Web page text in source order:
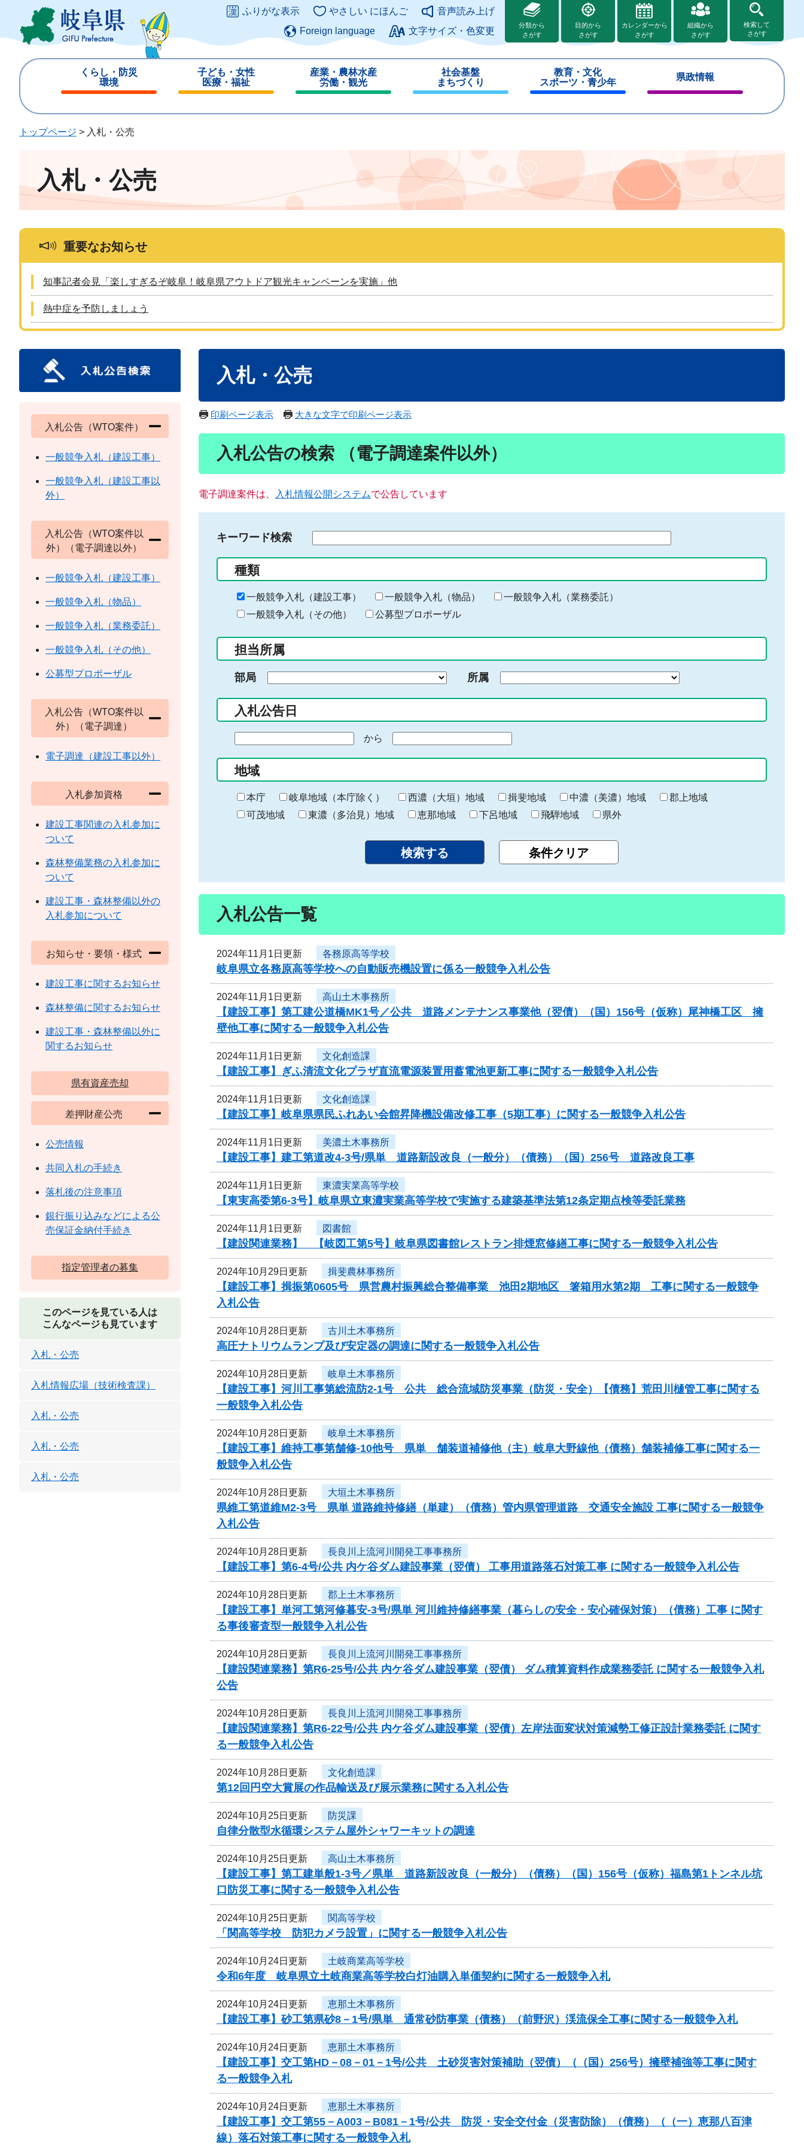
ジ
ュ
このページの本文へ
ふりがな表示 やさしい にほんご
音声読み上げ
Foreign language
文字サイズ・色変更
分類から
さがす
目的から
さがす
カレンダーから
さがす
組織から
さがす
検索して
さがす
くらし・防災
環境
じ
子ども・女性
医療・福祉
じ
産業・農林水産
労働・観光
じ
社会基盤
まちづくり
じ
教育・文化
スポーツ・青少年
じ
県政情報
じ
トップページ > 入札・公売
入札・公売
重要なお知らせ
知事記者会見「楽しすぎるぞ岐阜！岐阜県アウトドア観光キャンペーンを実施」他
熱中症を予防しましょう
入札・公売
印刷ページ表示 大きな文字で印刷ページ表示
入札公告の検索 （電子調達案件以外）
電子調達案件は、 入札情報公開システムで公告しています
キーワード検索
る
キ
ー
ー
入
力
種類
一般競争入札（建設工事） 一般競争入札（物品）
一般競争入札（業務委託）
一般競争入札（その他）
公募型プロポーザル
担当所属
部局 所属
入札公告日
の
始
ま
り
から
終
わ
り
地域
本庁 岐阜地域（本庁除く） 西濃（大垣）地域 揖斐地域 中濃（美濃）地域
郡上地域
可茂地域
東濃（多治見）地域 恵那地域 下呂地域 飛騨地域 県外
入札公告一覧
2024年11月1日更新 各務原高等学校
岐阜県立各務原高等学校への自動販売機設置に係る一般競争入札公告
2024年11月1日更新 高山土木事務所
【建設工事】第工建公道橋MK1号／公共 道路メンテナンス事業他（翌債）（国）156号（仮称）尾神橋工区 擁
壁他工事に関する一般競争入札公告
2024年11月1日更新 文化創造課
【建設工事】ぎふ清流文化プラザ直流電源装置用蓄電池更新工事に関する一般競争入札公告
2024年11月1日更新 文化創造課
【建設工事】岐阜県県民ふれあい会館昇降機設備改修工事（5期工事）に関する一般競争入札公告
2024年11月1日更新 美濃土木事務所
【建設工事】建工第道改4-3号/県単 道路新設改良（一般分）（債務）（国）256号 道路改良工事
2024年11月1日更新 東濃実業高等学校
【東実高委第6-3号】岐阜県立東濃実業高等学校で実施する建築基準法第12条定期点検等委託業務
2024年11月1日更新 図書館
【建設関連業務】 【岐図工第5号】岐阜県図書館レストラン排煙窓修繕工事に関する一般競争入札公告
2024年10月29日更新 揖斐農林事務所
【建設工事】揖振第0605号 県営農村振興総合整備事業 池田2期地区 箸箱用水第2期 工事に関する一般競争
入札公告
2024年10月28日更新 古川土木事務所
高圧ナトリウムランプ及び安定器の調達に関する一般競争入札公告
2024年10月28日更新 岐阜土木事務所
【建設工事】河川工事第総流防2-1号 公共 総合流域防災事業（防災・安全）【債務】荒田川樋管工事に関する
一般競争入札公告
2024年10月28日更新 岐阜土木事務所
【建設工事】維持工事第舗修-10他号 県単 舗装道補修他（主）岐阜大野線他（債務）舗装補修工事に関する一
般競争入札公告
2024年10月28日更新 大垣土木事務所
県維工第道維M2-3号 県単 道路維持修繕（単建）（債務）管内県管理道路 交通安全施設 工事に関する一般競争
入札公告
2024年10月28日更新 長良川上流河川開発工事事務所
【建設工事】第6-4号/公共 内ケ谷ダム建設事業（翌債） 工事用道路落石対策工事 に関する一般競争入札公告
2024年10月28日更新 郡上土木事務所
【建設工事】単河工第河修暮安-3号/県単 河川維持修繕事業（暮らしの安全・安心確保対策）（債務）工事 に関す
る事後審査型一般競争入札公告
2024年10月28日更新 長良川上流河川開発工事事務所
【建設関連業務】第R6-25号/公共 内ケ谷ダム建設事業（翌債） ダム積算資料作成業務委託 に関する一般競争入札
公告
2024年10月28日更新 長良川上流河川開発工事事務所
【建設関連業務】第R6-22号/公共 内ケ谷ダム建設事業（翌債）左岸法面変状対策減勢工修正設計業務委託 に関す
る一般競争入札公告
2024年10月28日更新 文化創造課
第12回円空大賞展の作品輸送及び展示業務に関する入札公告
2024年10月25日更新 防災課
自律分散型水循環システム屋外シャワーキットの調達
2024年10月25日更新 高山土木事務所
【建設工事】第工建単般1-3号／県単 道路新設改良（一般分）（債務）（国）156号（仮称）福島第1トンネル坑
口防災工事に関する一般競争入札公告
2024年10月25日更新 関高等学校
「関高等学校 防犯カメラ設置」に関する一般競争入札公告
2024年10月24日更新 土岐商業高等学校
令和6年度 岐阜県立土岐商業高等学校白灯油購入単価契約に関する一般競争入札
2024年10月24日更新 恵那土木事務所
【建設工事】砂工第県砂8－1号/県単 通常砂防事業（債務）（前野沢）渓流保全工事に関する一般競争入札
2024年10月24日更新 恵那土木事務所
【建設工事】交工第HD－08－01－1号/公共 土砂災害対策補助（翌債）（（国）256号）擁壁補強等工事に関す
る一般競争入札
2024年10月24日更新 恵那土木事務所
【建設工事】交工第55－A003－B081－1号/公共 防災・安全交付金（災害防除）（債務）（（一）恵那八百津
線）落石対策工事に関する一般競争入札
入札公告（WTO案件）
一般競争入札（建設工事）
一般競争入札（建設工事以
外）
入札公告（WTO案件以
外）（電子調達以外）
一般競争入札（建設工事）
一般競争入札（物品）
一般競争入札（業務委託）
一般競争入札（その他）
公募型プロポーザル
入札公告（WTO案件以
外）（電子調達）
電子調達（建設工事以外）
入札参加資格
建設工事関連の入札参加に
ついて
森林整備業務の入札参加に
ついて
建設工事・森林整備以外の
入札参加について
お知らせ・要領・様式
建設工事に関するお知らせ
森林整備に関するお知らせ
建設工事・森林整備以外に
関するお知らせ
県有資産売却
差押財産公売
公売情報
共同入札の手続き
落札後の注意事項
銀行振り込みなどによる公
売保証金納付手続き
指定管理者の募集
このページを見ている人は
こんなページも見ています
入札・公売
入札情報広場（技術検査課）
入札・公売
入札・公売
入札・公売